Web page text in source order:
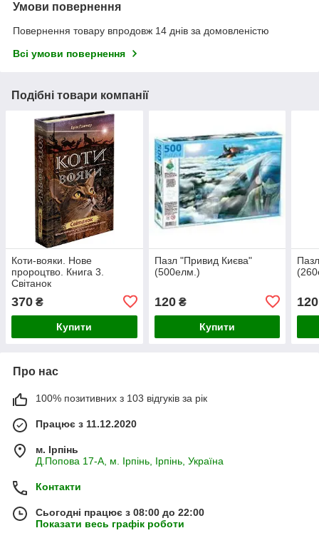
Умови повернення
Повернення товару впродовж 14 днів за домовленістю
Всі умови повернення
Подібні товари компанії
Коти-вояки. Нове
пророцтво. Книга 3.
Світанок
370 ₴
Купити
Пазл "Привид Києва"
(500елм.)
120₴
Купити
120
Про нас
100% позитивних з 103 відгуків за рік
Працює з 11.12.2020
м. Ірпінь
Д.Попова 17-А, м. Ірпінь, Ірпінь, Україна
Контакти
Сьогодні працює з 08:00 до 22:00
Показати весь графік роботи